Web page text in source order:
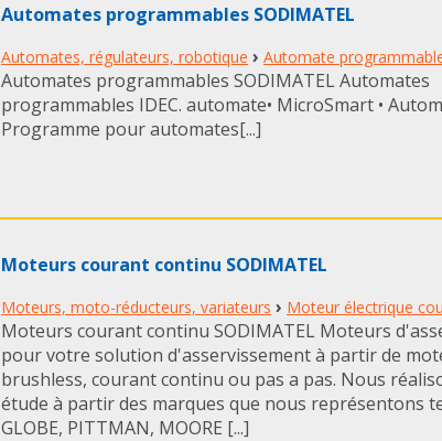
Automates programmables SODIMATEL
Automates, régulateurs, robotique › Automate
Automates programmables SODIMATEL Automates
programmables IDEC. automate• MicroSmart •
Programme pour automates[...]
Moteurs courant continu SODIMATEL
Moteurs, moto-réducteurs, variateurs › Moteur électrique
Moteurs courant continu SODIMATEL Moteurs
pour votre solution d'asservissement à partir de
brushless, courant continu ou pas a pas. Nous
étude à partir des marques que nous représentons
GLOBE, PITTMAN, MOORE [...]